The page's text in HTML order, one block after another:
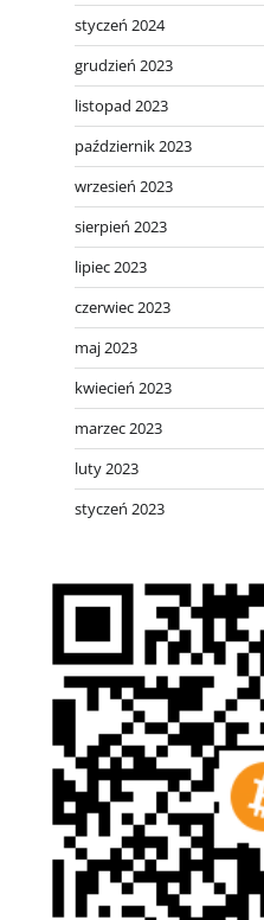
styczeń 2024
grudzień 2023
listopad 2023
październik 2023
wrzesień 2023
sierpień 2023
lipiec 2023
czerwiec 2023
maj 2023
kwiecień 2023
marzec 2023
luty 2023
styczeń 2023